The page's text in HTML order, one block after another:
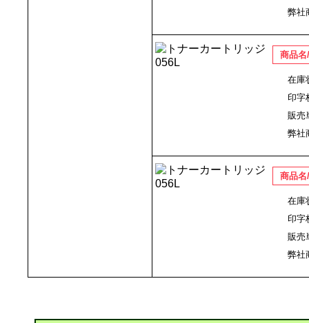
弊社
商品名
在庫
印字
販売
弊社
商品名
在庫
印字
販売
弊社